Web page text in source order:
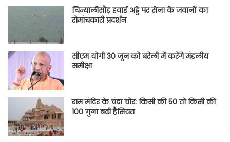
चिन्यालीसौड़ हवाई अड्डे पर सेना के जवानों का
रोमांचकारी प्रदर्शन
सीएम योगी 30 जून को बरेली में करेंगे मंडलीय
समीक्षा
राम मंदिर के चंदा चोर: किसी की 50 तो किसी की
100 गुना बढ़ी हैसियत